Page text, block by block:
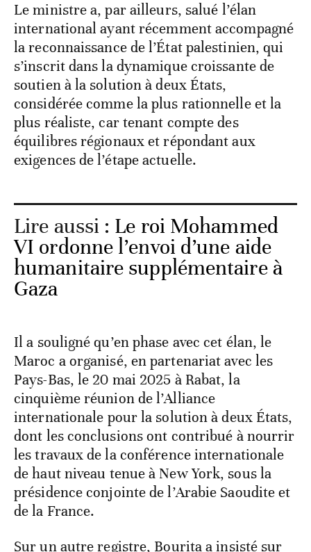
Le ministre a, par ailleurs, salué l’élan
international ayant récemment accompagné
la reconnaissance de l’État palestinien, qui
s’inscrit dans la dynamique croissante de
soutien à la solution à deux États,
considérée comme la plus rationnelle et la
plus réaliste, car tenant compte des
équilibres régionaux et répondant aux
exigences de l’étape actuelle.
Lire aussi : Le roi Mohammed
VI ordonne l’envoi d’une aide
humanitaire supplémentaire à
Gaza
Il a souligné qu’en phase avec cet élan, le
Maroc a organisé, en partenariat avec les
Pays-Bas, le 20 mai 2025 à Rabat, la
cinquième réunion de l’Alliance
internationale pour la solution à deux États,
dont les conclusions ont contribué à nourrir
les travaux de la conférence internationale
de haut niveau tenue à New York, sous la
présidence conjointe de l’Arabie Saoudite et
de la France.
Sur un autre registre, Bourita a insisté sur